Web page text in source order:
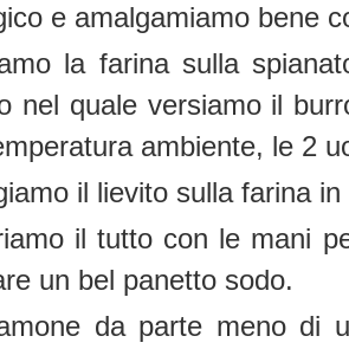
e amalgamiamo bene
la farina sulla
nel quale versiamo il
ambiente, le 2
il lievito sulla farina
il tutto con le mani
un bel panetto sodo.
da parte meno di